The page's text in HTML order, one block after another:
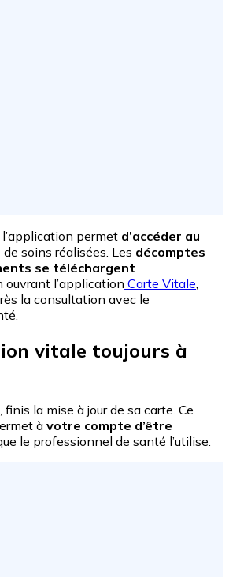
permet d’accéder au
de soins réalisées. Les décomptes
se téléchargent
l’application Carte Vitale,
la consultation avec le
vitale toujours à
finis la mise à jour de sa carte. Ce
àvotre compte d’être
le professionnel de santé l’utilise.